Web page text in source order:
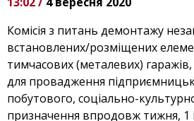
Комісія з питань демонтажу
встановлених/розміщених
тимчасових (металевих)
для провадження
побутового, соціально-
призначення впродовж тижня, 1